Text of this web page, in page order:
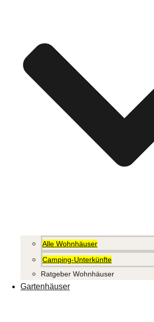
Alle Wohnhäuser
Camping-Unterkünfte
Ratgeber Wohnhäuser
Gartenhäuser